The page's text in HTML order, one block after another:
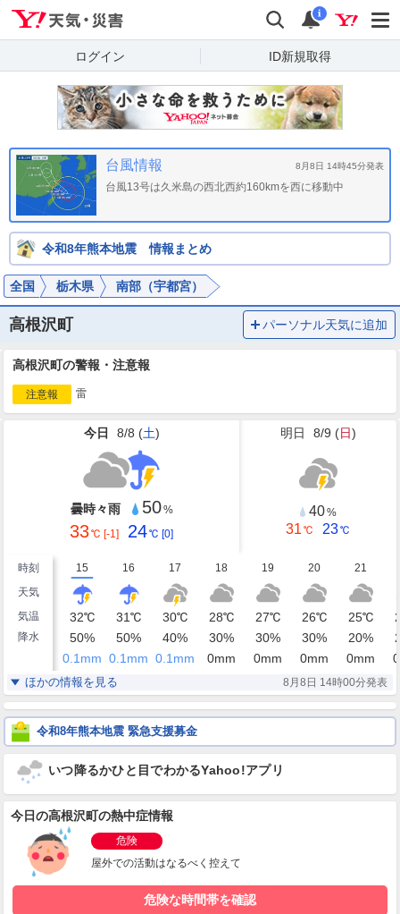
検索 通知
i
ログイン ID新規取得
台風情報 8月8日 14時45分発表
台風13号は久米島の西北西約160kmを西に移動中
令和8年熊本地震 情報まとめ
全国 栃木県 南部（宇都宮）
高根沢町 パーソナル天気に追加
高根沢町の警報・注意報
注意報 雷
今日 8/8 (土)
曇時々雨 50%
33℃ [-1] 24℃ [0]
明日 8/9 (日)
40%
31 ℃ 23℃
時刻 15 16 17 18 19 20
21
天気
気温
32℃ 31℃ 30℃ 28℃ 27℃ 26℃ 25℃
降水 50% 50% 40% 30% 30% 30% 20%
0.1 mm 0.1 mm 0.1 mm 0mm 0mm 0mm 0mm 0
湿度 64 % 82 % 86%
風
南東
3m/s
東南東
3m/s
東
4m/s
東南東
4m/s
東南東
3m/s
東
2m/s
北東
2m/s
ほかの情報を見る 8月8日 14時00分発表
令和8年熊本地震 緊急支援募金
いつ降るかひと目でわかるYahoo!アプリ
今日の高根沢町の熱中症情報
危険
屋外での活動はなるべく控えて
危険な時間帯を確認